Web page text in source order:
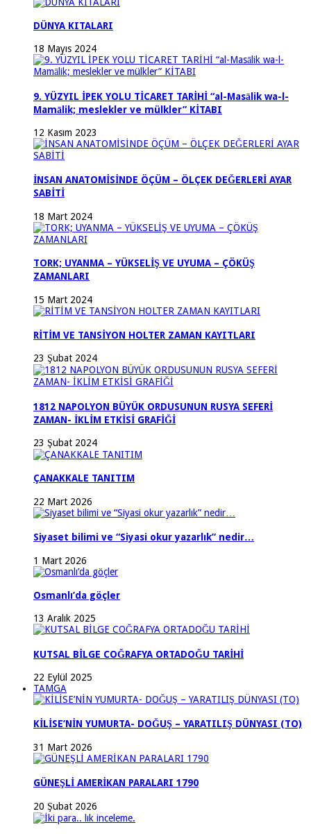
DÜNYA KITALARI
18 Mayıs 2024
9. YÜZYIL İPEK YOLU TİCARET TARİHİ “al-Masālik wa-l-
Mamālik; meslekler ve mülkler” KİTABI
12 Kasım 2023
İNSAN ANATOMİSİNDE ÖÇÜM – ÖLÇEK DEĞERLERİ AYAR
SABİTİ
18 Mart 2024
TORK; UYANMA – YÜKSELİŞ VE UYUMA – ÇÖKÜŞ
ZAMANLARI
15 Mart 2024
RİTİM VE TANSİYON HOLTER ZAMAN KAYITLARI
23 Şubat 2024
1812 NAPOLYON BÜYÜK ORDUSUNUN RUSYA SEFERİ
ZAMAN- İKLİM ETKİSİ GRAFİĞİ
23 Şubat 2024
ÇANAKKALE TANITIM
22 Mart 2026
Siyaset bilimi ve “Siyasi okur yazarlık” nedir…
1 Mart 2026
Osmanlı’da göçler
13 Aralık 2025
KUTSAL BİLGE COĞRAFYA ORTADOĞU TARİHİ
22 Eylül 2025
TAMGA
KİLİSE’NİN YUMURTA- DOĞUŞ – YARATILIŞ DÜNYASI (TO)
31 Mart 2026
GÜNEŞLİ AMERİKAN PARALARI 1790
20 Şubat 2026